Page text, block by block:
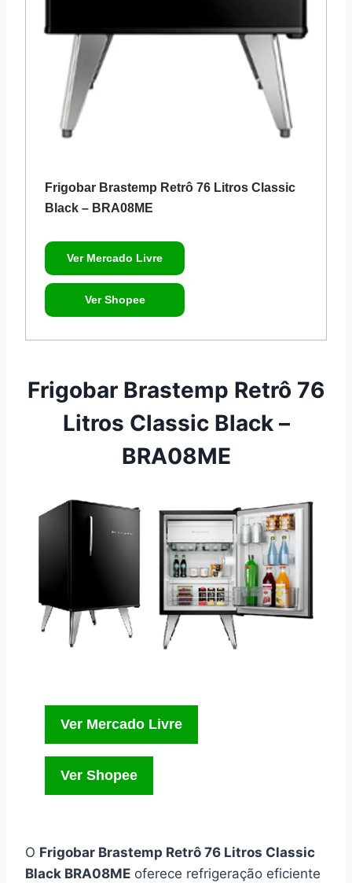
Frigobar Brastemp Retrô 76 Litros Classic
Black – BRA08ME
Ver Mercado Livre
Ver Shopee
Frigobar Brastemp Retrô 76
Litros Classic Black –
BRA08ME
Ver Mercado Livre
Ver Shopee
O Frigobar Brastemp Retrô 76 Litros Classic
Black BRA08ME oferece refrigeração eficiente